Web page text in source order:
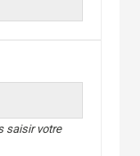
saisir votre